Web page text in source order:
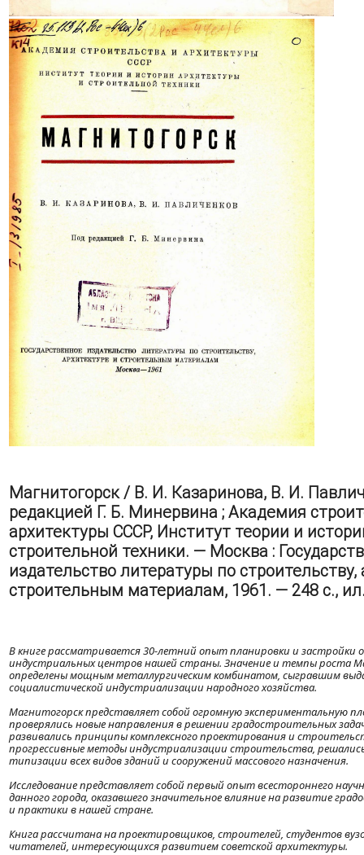
Магнитогорск / В. И. Казаринова, В. И.
редакцией Г. Б. Минервина ; Академия
архитектуры СССР, Институт теории и
строительной техники. — Москва :
издательство литературы по строительству,
строительным материалам, 1961. — 248 с.,
В книге рассматривается 30-летний опыт планировки и застройки
индустриальных центров нашей страны. Значение и темпы роста
определены мощным металлургическим комбинатом, сыгравшим
социалистической индустриализации народного хозяйства.
Магнитогорск представляет собой огромную экспериментальную
проверялись новые направления в решении градостроительных
развивались принципы комплексного проектирования и
прогрессивные методы индустриализации строительства,
типизации всех видов зданий и сооружений массового назначения.
Исследование представляет собой первый опыт всестороннего
данного города, оказавшего значительное влияние на развитие
и практики в нашей стране.
Книга рассчитана на проектировщиков, строителей, студентов
читателей, интересующихся развитием советской архитектуры.